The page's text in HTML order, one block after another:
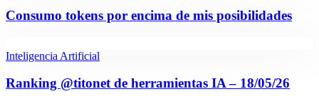
Consumo tokens por encima de mis posibilidades
Inteligencia Artificial
Ranking @titonet de herramientas IA – 18/05/26